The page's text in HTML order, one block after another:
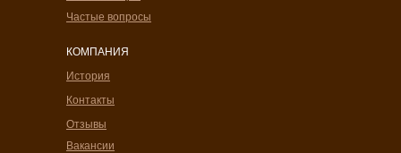
Частые вопросы
КОМПАНИЯ
История
Контакты
Отзывы
Вакансии